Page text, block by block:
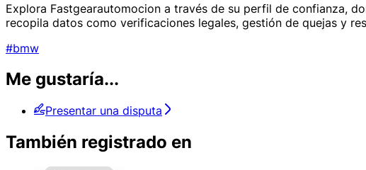
Explora Fastgearautomocion a través de su perfil de confianza,
recopila datos como verificaciones legales, gestión de quejas y
#bmw
Me gustaría...
Presentar una disputa
También registrado en